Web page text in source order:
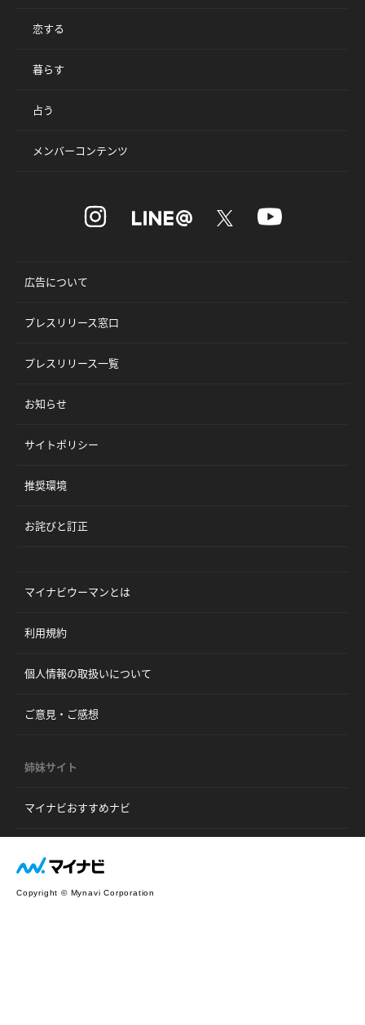
恋する
暮らす
占う
メンバーコンテンツ
広告について
プレスリリース窓口
プレスリリース一覧
お知らせ
サイトポリシー
推奨環境
お詫びと訂正
マイナビウーマンとは
利用規約
個人情報の取扱いについて
ご意見・ご感想
姉妹サイト
マイナビおすすめナビ
Copyright © Mynavi Corporation